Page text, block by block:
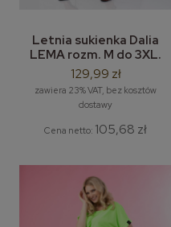
Letnia sukienka Dalia
LEMA rozm. M do 3XL.
129,99 zł
zawiera 23% VAT, bez kosztów
dostawy
Cena netto: 105,68 zł